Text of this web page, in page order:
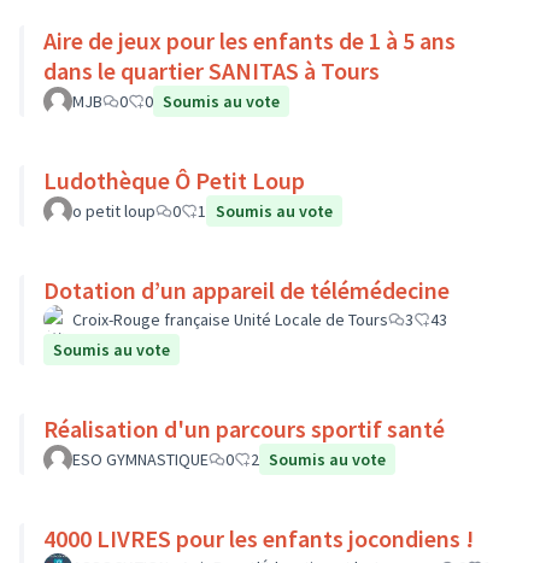
Aire de jeux pour les enfants de 1 à 5 ans
dans le quartier SANITAS à Tours
MJB 0 0 Soumis au vote
Ludothèque Ô Petit Loup
o petit loup 0 1 Soumis au vote
Dotation d’un appareil de télémédecine
Croix-Rouge française Unité Locale de Tours 3
43
Soumis au vote
Réalisation d'un parcours sportif santé
ESO GYMNASTIQUE 0 2 Soumis au vote
4000 LIVRES pour les enfants jocondiens !